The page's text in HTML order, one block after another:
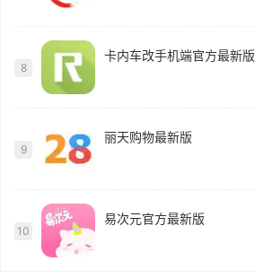
8
卡内车改手机端官方最新版
9
丽天购物最新版
10
易次元官方最新版